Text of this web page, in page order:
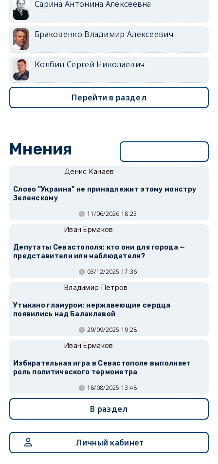
Сарина Антонина Алексеевна
Браковенко Владимир Алексеевич
Колбин Сергей Николаевич
Перейти в раздел
Мнения
Денис Канаев
Слово "Украина" не принадлежит этому монстру
Зеленскому
11/06/2026 18:23
Иван Ермаков
Депутаты Севастополя: кто они для города —
представители или наблюдатели?
03/12/2025 17:36
Владимир Петров
Утыкано гламуром: нержавеющие сердца
появились над Балаклавой
29/09/2025 19:28
Иван Ермаков
Избирательная игра в Севастополе выполняет
роль политического термометра
18/08/2025 13:48
В раздел
Личный кабинет